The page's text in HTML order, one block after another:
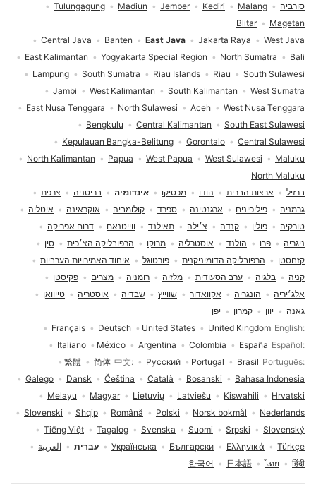
בחירת שפה
English
United Kingdom
United States
Deutsch
Français
Español
España
Colombia
Argentina
México
Italiano
Português
Brasil
Portugal
Русский
中文
简体
繁體
Bahasa Indonesia
Bosanski
Català
Čeština
Dansk
Galego
Hrvatski
Kiswahili
Latviešu
Lietuvių
Magyar
Melayu
Nederlands
Norsk bokmål
Polski
Română
Shqip
Slovenski
Slovenský
Srpski
Suomi
Svenska
Tagalog
Tiếng Việt
Türkçe
Ελληνικά
Български
Українська עברית
العربية
हिंदी
ไทย
日本語
한국어
ברזיל ארצות הברית הודו מכסיקו אינדונזיה בריטניה
צרפת
גרמניה
פיליפינים ארגנטינה ספרד קולומביה אוקראינה
איטליה
טורקיה
פולין קנדה צ׳ילה תאילנד ווייטנאם
דרום אפריקה
ניגריה
פרו הולנד אוסטרליה מרוקו הרפובליקה הצ׳כית
סין
קזחסטן
הרפובליקה הדומיניקנית פורטוגל
איחוד האמירויות הערביות
קניה
בלגיה ערב הסעודית מלזיה רומניה מצרים
פקיסטן
אלג׳יריה
הונגריה אקוואדור שווייץ שבדיה אוסטריה
טייוואן
גאנה
יוון קמרון יפן
West Java
Jakarta Raya
East Java
Banten
Central Java
Bali
North Sumatra
Yogyakarta Special Region
East Kalimantan
South Sulawesi
Riau
Riau Islands
South Sumatra
Lampung
West Sumatra
South Kalimantan
West Kalimantan
Jambi
West Nusa Tenggara
Aceh
North Sulawesi
East Nusa Tenggara
South East Sulawesi
Central Kalimantan
Bengkulu
Central Sulawesi
Gorontalo
Kepulauan Bangka-Belitung
Maluku
West Sulawesi
West Papua
Papua
North Kalimantan
North Maluku
סורביה Malang
Kediri
Jember
Madiun
Tulungagung
Magetan
Blitar